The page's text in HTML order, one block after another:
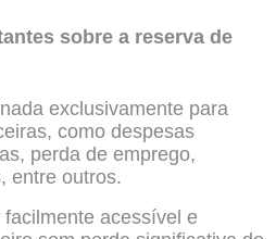
sobre a reserva de
exclusivamente para
como despesas
perda de emprego,
entre outros.
facilmente acessível e